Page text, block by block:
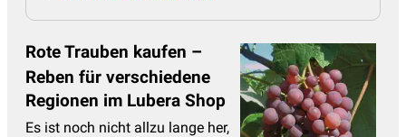
Rote Trauben kaufen –
Reben für verschiedene
Regionen im Lubera Shop
Es ist noch nicht allzu lange her,